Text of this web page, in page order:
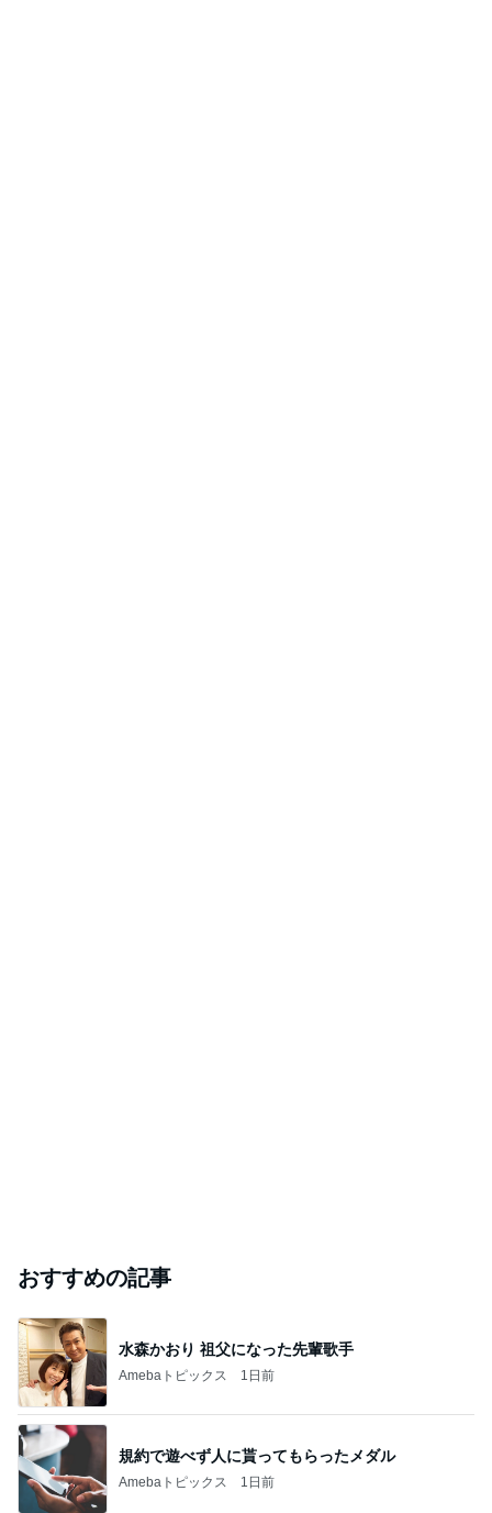
おすすめの記事
水森かおり 祖父になった先輩歌手
Amebaトピックス 1日前
規約で遊べず人に貰ってもらったメダル
Amebaトピックス 1日前